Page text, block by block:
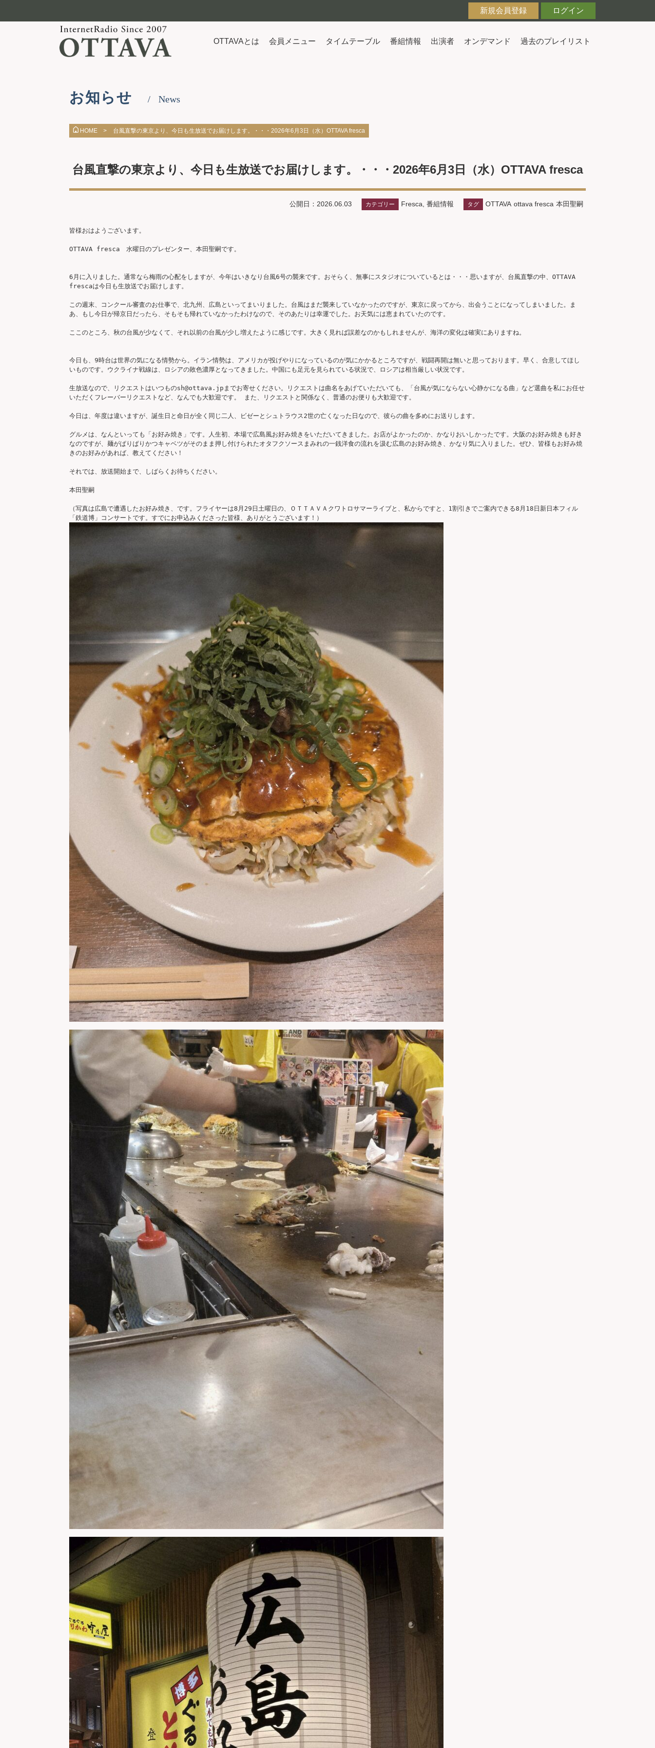
新規会員登録 ログイン
OTTAVAとは 会員メニュー タイムテーブル 番組情報 出演者 オンデマンド 過去のプレイリスト
お知らせ News
HOME > 台風直撃の東京より、今日も生放送でお届けします。・・・2026年6月3日（水）OTTAVA fresca
台風直撃の東京より、今日も生放送でお届けします。・・・2026年6月3日（水）OTTAVA fresca
公開日：2026.06.03 カテゴリー Fresca 番組情報 タグ OTTAVA ottava fresca 本田聖嗣
皆様おはようございます。
OTTAVA fresca　水曜日のプレゼンター、本田聖嗣です。
6月に入りました。通常なら梅雨の心配をしますが、今年はいきなり台風6号の襲来です。おそらく、無事にスタジオについているとは・・・思いますが、台風直撃の中、OTTAVA
frescaは今日も生放送でお届けします。
この週末、コンクール審査のお仕事で、北九州、広島といってまいりました。台風はまだ襲来していなかったのですが、東京に戻ってから、出会うことになってしまいました。ま
あ、もし今日が帰京日だったら、そもそも帰れていなかったわけなので、そのあたりは幸運でした。お天気には恵まれていたのです。
ここのところ、秋の台風が少なくて、それ以前の台風が少し増えたように感じです。大きく見れば誤差なのかもしれませんが、海洋の変化は確実にありますね。
今日も、9時台は世界の気になる情勢から。イラン情勢は、アメリカが投げやりになっているのが気にかかるところですが、戦闘再開は無いと思っております。早く、合意してほし
いものです。ウクライナ戦線は、ロシアの敗色濃厚となってきました。中国にも足元を見られている状況で、ロシアは相当厳しい状況です。
生放送なので、リクエストはいつものsh@ottava.jpまでお寄せください。リクエストは曲名をあげていただいても、「台風が気にならない心静かになる曲」など選曲を私にお任せ
いただくフレーバーリクエストなど、なんでも大歓迎です。 また、リクエストと関係なく、普通のお便りも大歓迎です。
今日は、年度は違いますが、誕生日と命日が全く同じ二人、ビゼーとシュトラウス2世の亡くなった日なので、彼らの曲を多めにお送りします。
グルメは、なんといっても「お好み焼き」です。人生初、本場で広島風お好み焼きをいただいてきました。お店がよかったのか、かなりおいしかったです。大阪のお好み焼きも好き
なのですが、麺がぱりぱりかつキャベツがそのまま押し付けられたオタフクソースまみれの一銭洋食の流れを汲む広島のお好み焼き、かなり気に入りました。ぜひ、皆様もお好み焼
きのお好みがあれば、教えてください！
それでは、放送開始まで、しばらくお待ちください。
本田聖嗣
（写真は広島で遭遇したお好み焼き、です。フライヤーは8月29日土曜日の、ＯＴＴＡＶＡクワトロサマーライブと、私からですと、1割引きでご案内できる8月18日新日本フィル